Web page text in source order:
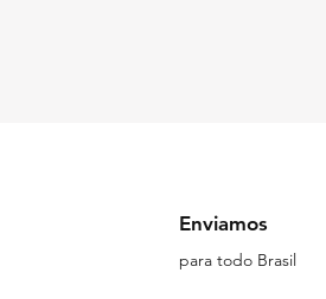
Enviamos
para todo Brasil